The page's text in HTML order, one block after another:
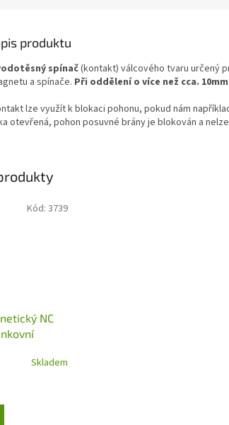
NC
Skladem
Kód: 3739
produktu
spínač(kontakt) válcového tvaru určený
a spínače. Při oddělení o více než cca.
lze využít k blokaci pohonu, pokud nám
otevřená, pohon posuvné brány je blokován a